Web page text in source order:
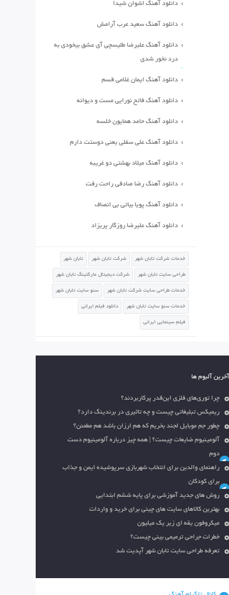
دانلود آهنگ اشوان شیدا
دانلود آهنگ سعید عرب آرامش
دانلود آهنگ علیرضا طلیسچی آی عشق بیخودی به
درد نخور شدی
دانلود آهنگ ایمان غلامی قسم
دانلود آهنگ فاتح نورایی مست و دیوانه
دانلود آهنگ حامد همایون خلسه
دانلود آهنگ علی سفلی یعنی دوستت دارم
دانلود آهنگ میلاد بهشتی دو غریبه
دانلود آهنگ رضا صادقی راحت رفت
دانلود آهنگ پویا بیاتی بی انصاف
دانلود آهنگ علیرضا روزگار پریزاد
خدمات شرکت تابان شهر شرکت تابان شهر تابان شهر
طراحی سایت تابان شهر شرکت دیجیتال مارکتینگ تابان شهر
خدمات طراحی سایت شرکت تابان شهر سئو سایت تابان شهر
خدمات سئو سایت تابان شهر دانلود فیلم ایرانی
فیلم سینمایی ایرانی
آخرین آلبوم ها
چرا توری‌های فلزی این‌قدر پرکاربردند؟
ریمیکس تبلیغاتی چیست و چه تاثیری در برندینگ دارد؟
چطور جم موبایل لجند بخریم که هم ارزان باشد هم مطمئن؟
آلومینیوم ضایعات چیست؟ | همه چیز درباره آلومینیوم دست
دوم
راهنمای والدین برای انتخاب شهربازی سرپوشیده ایمن و جذاب
برای کودکان
روش های جدید آموزشی برای پایه ششم ابتدایی
بهترین کالاهای سایت های چینی برای خرید و واردات
میکروفون یقه ای زیر یک میلیون
خطرات جراحی ترمیمی بینی چیست؟
تعرفه طراحی سایت تابان شهر آپدیت شد